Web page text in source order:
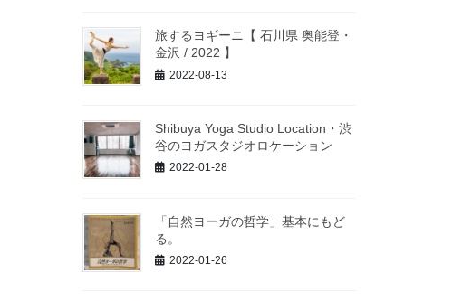
旅するヨギーニ【 石川県 奥能登・
金沢 / 2022 】
2022-08-13
Shibuya Yoga Studio Location・渋
谷のヨガスタジオロケーション
2022-01-28
「自然ヨーガの哲学」基本にもど
る。
2022-01-26